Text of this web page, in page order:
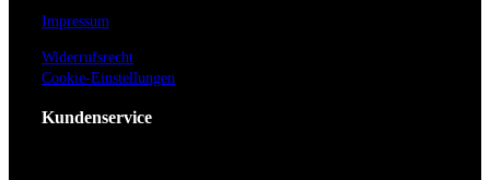
Impressum
Widerrufsrecht
Cookie-Einstellungen
Kundenservice